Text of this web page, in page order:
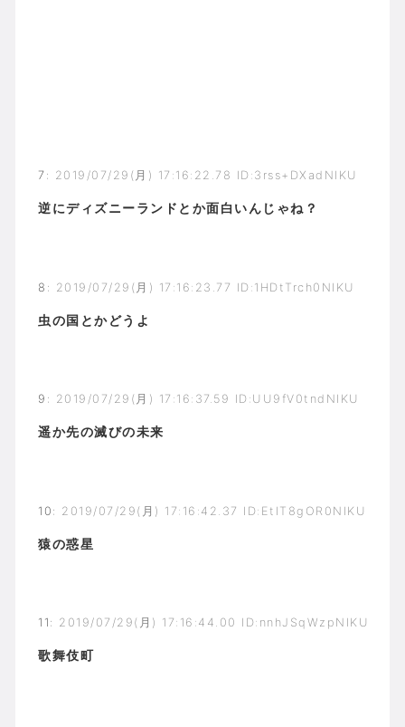
7 : 2019/07/29(月) 17:16:22.78 ID:3rss+DXadNIKU
逆にディズニーランドとか面白いんじゃね？
8 : 2019/07/29(月) 17:16:23.77 ID:1HDtTrch0NIKU
虫の国とかどうよ
9 : 2019/07/29(月) 17:16:37.59 ID:UU9fV0tndNIKU
遥か先の滅びの未来
10 : 2019/07/29(月) 17:16:42.37 ID:EtIT8gOR0NIKU
猿の惑星
11 : 2019/07/29(月) 17:16:44.00 ID:nnhJSqWzpNIKU
歌舞伎町